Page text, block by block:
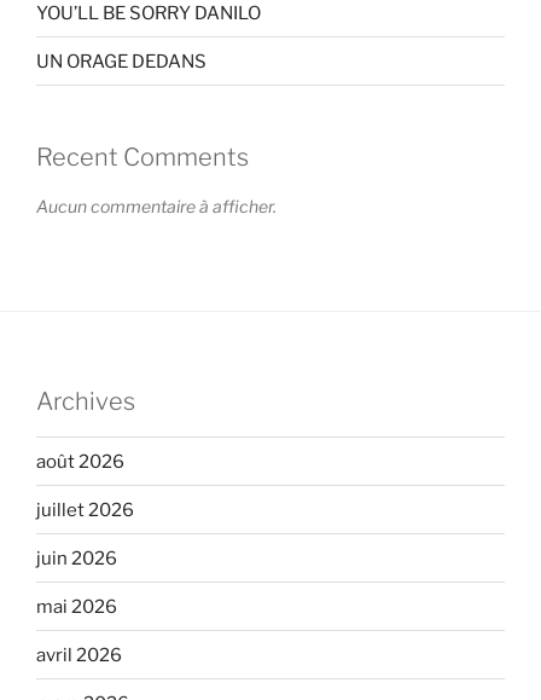
YOU’LL BE SORRY DANILO
UN ORAGE DEDANS
Recent Comments
Aucun commentaire à afficher.
Archives
août 2026
juillet 2026
juin 2026
mai 2026
avril 2026